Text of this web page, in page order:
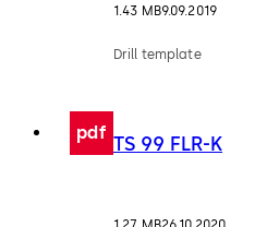
1.43 MB9.09.2019
Drill template
pdf TS 99 FLR-K